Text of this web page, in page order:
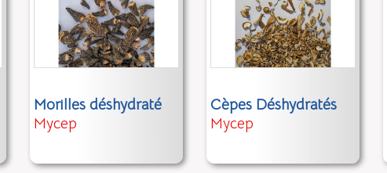
Morilles déshydraté
Mycep
Cèpes Déshydratés
Mycep